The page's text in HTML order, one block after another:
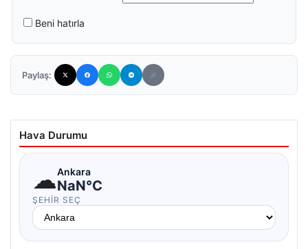
Beni hatırla
Paylaş:
Hava Durumu
☁Ankara
NaN°C
ŞEHIR SEÇ